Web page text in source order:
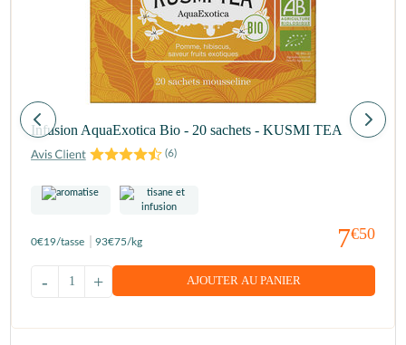
Infusion AquaExotica Bio - 20 sachets - KUSMI TEA
(6)
7€50
0€19/tasse 93€75/kg
+
- AJOUTER AU PANIER